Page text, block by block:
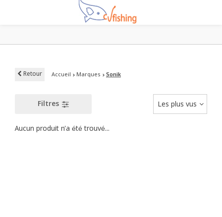
Retour Accueil Marques Sonik
Filtres Les plus vus
Aucun produit n'a été trouvé...